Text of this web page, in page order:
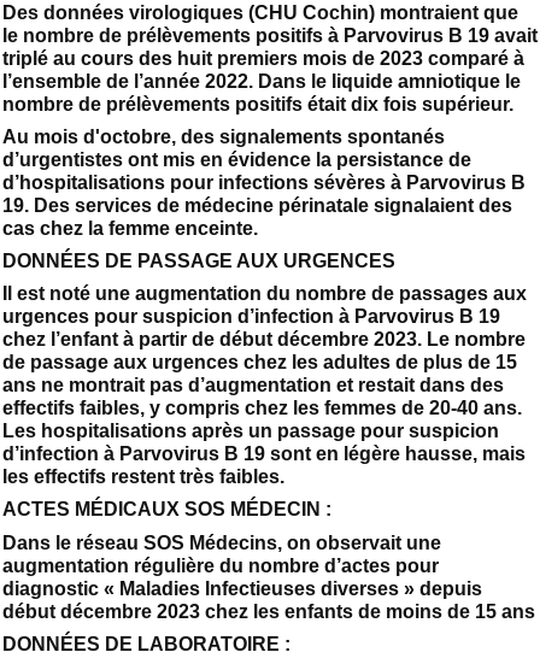
Des données virologiques (CHU Cochin) montraient que
le nombre de prélèvements positifs à Parvovirus B 19 avait
triplé au cours des huit premiers mois de 2023 comparé à
l’ensemble de l’année 2022. Dans le liquide amniotique le
nombre de prélèvements positifs était dix fois supérieur.
Au mois d'octobre, des signalements spontanés
d’urgentistes ont mis en évidence la persistance de
d’hospitalisations pour infections sévères à Parvovirus B
19. Des services de médecine périnatale signalaient des
cas chez la femme enceinte.
DONNÉES DE PASSAGE AUX URGENCES
Il est noté une augmentation du nombre de passages aux
urgences pour suspicion d’infection à Parvovirus B 19
chez l’enfant à partir de début décembre 2023. Le nombre
de passage aux urgences chez les adultes de plus de 15
ans ne montrait pas d’augmentation et restait dans des
effectifs faibles, y compris chez les femmes de 20-40 ans.
Les hospitalisations après un passage pour suspicion
d’infection à Parvovirus B 19 sont en légère hausse, mais
les effectifs restent très faibles.
ACTES MÉDICAUX SOS MÉDECIN :
Dans le réseau SOS Médecins, on observait une
augmentation régulière du nombre d’actes pour
diagnostic « Maladies Infectieuses diverses » depuis
début décembre 2023 chez les enfants de moins de 15 ans
DONNÉES DE LABORATOIRE :